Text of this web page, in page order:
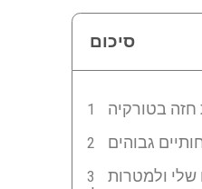
סיכום
שלי ולמטרות